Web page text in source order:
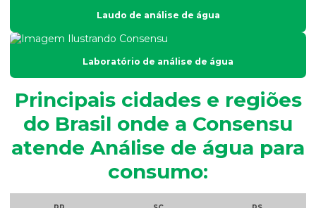
Análise granulométrica
Análise granulométrica do solo
Análise microbiológica de água
Análise microbiológica de água para consumo humano
Análise microbiológica do esgoto
Análise de ph do solo
Laudo de análise de água
Laboratório de análise de água
Principais cidades e regiões
do Brasil onde a Consensu
atende Análise de água para
consumo: